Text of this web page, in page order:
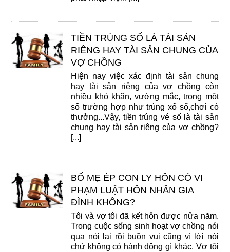
TIỀN TRÚNG SỐ LÀ TÀI SẢN
RIÊNG HAY TÀI SẢN CHUNG CỦA
VỢ CHỒNG
Hiện nay việc xác định tài sản chung
hay tài sản riêng của vợ chồng còn
nhiều khó khăn, vướng mắc, trong một
số trường hợp như trúng xổ số,chơi có
thưởng...Vậy, tiền trúng vé số là tài sản
chung hay tài sản riêng của vợ chồng?
[...]
BỐ MẸ ÉP CON LY HÔN CÓ VI
PHẠM LUẬT HÔN NHÂN GIA
ĐÌNH KHÔNG?
Tôi và vợ tôi đã kết hôn được nửa năm.
Trong cuộc sống sinh hoạt vợ chồng nói
qua nói lại rồi buồn vui cũng vì lời nói
chứ không có hành động gì khác. Vợ tôi